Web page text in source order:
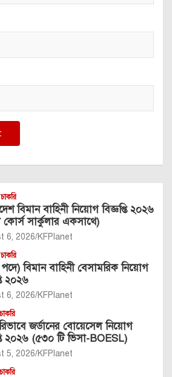
চাকরি
বিমান বাহিনী নিয়োগ বিজ্ঞপ্তি ২০২৬
সার্কুলার একসাথে)
6, 2026 KFPlanet
চাকরি
বিমান বাহিনী বেসামরিক নিয়োগ
২০২৬
6, 2026 KFPlanet
জর্ডানের বোয়েসেল নিয়োগ
২০২৬ (৫৩০ টি ভিসা-BOESL)
5, 2026 KFPlanet